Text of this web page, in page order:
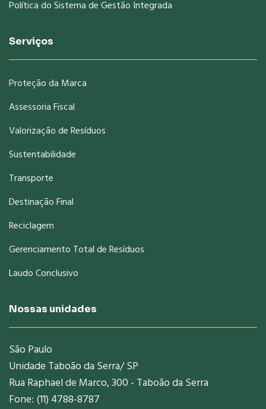
Política do Sistema de Gestão Integrada
Serviços
Proteção da Marca
Assessoria Fiscal
Valorização de Resíduos
Sustentabilidade
Transporte
Destinação Final
Reciclagem
Gerenciamento Total de Resíduos
Laudo Conclusivo
Nossas unidades
São Paulo
Unidade Taboão da Serra/ SP
Rua Raphael de Marco, 300 - Taboão da Serra
Fone: (11) 4788-8787